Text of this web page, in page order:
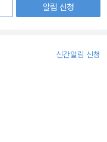
알림 신청
신간알림 신청